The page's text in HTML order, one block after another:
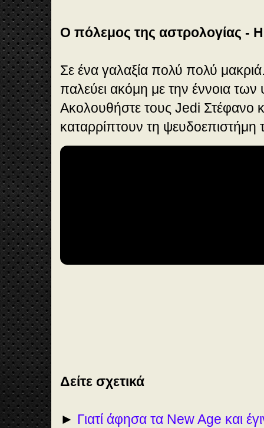
Ο πόλεμος της αστρολογίας -
Σε ένα γαλαξία πολύ πολύ
παλεύει ακόμη με την έννοια
Ακολουθήστε τους Jedi Στέφανο
καταρρίπτουν τη ψευδοεπιστήμη
🎞️
Vi
de
o
Δείτε σχετικά
► Γιατί άφησα τα New Age και